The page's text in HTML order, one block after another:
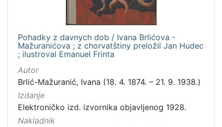
Pohadky z davnych dob / Ivana Brlićova -
Mažuranićova ; z chorvatštiny preložil Jan Hudec
; ilustroval Emanuel Frinta
Autor
Brlić-Mažuranić, Ivana (18. 4. 1874. – 21. 9. 1938.)
Izdanje
Elektroničko izd. izvornika objavljenog 1928.
Nakladnik